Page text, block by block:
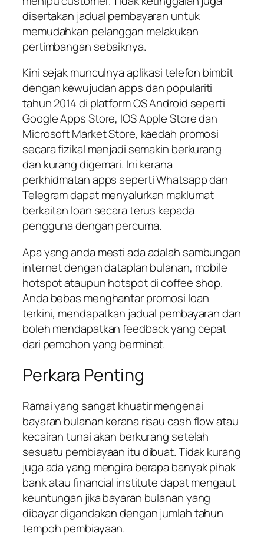
disertakan jadual pembayaran untuk
memudahkan pelanggan melakukan
pertimbangan sebaiknya.
Kini sejak munculnya aplikasi telefon bimbit
dengan kewujudan apps dan populariti
tahun 2014 di platform OS Android seperti
Google Apps Store, IOS Apple Store dan
Microsoft Market Store, kaedah promosi
secara fizikal menjadi semakin berkurang
dan kurang digemari. Ini kerana
perkhidmatan apps seperti Whatsapp dan
Telegram dapat menyalurkan maklumat
berkaitan loan secara terus kepada
pengguna dengan percuma.
Apa yang anda mesti ada adalah sambungan
internet dengan dataplan bulanan, mobile
hotspot ataupun hotspot di coffee shop.
Anda bebas menghantar promosi loan
terkini, mendapatkan jadual pembayaran dan
boleh mendapatkan feedback yang cepat
dari pemohon yang berminat.
Perkara Penting
Ramai yang sangat khuatir mengenai
bayaran bulanan kerana risau cash flow atau
kecairan tunai akan berkurang setelah
sesuatu pembiayaan itu dibuat. Tidak kurang
juga ada yang mengira berapa banyak pihak
bank atau financial institute dapat mengaut
keuntungan jika bayaran bulanan yang
dibayar digandakan dengan jumlah tahun
tempoh pembiayaan.